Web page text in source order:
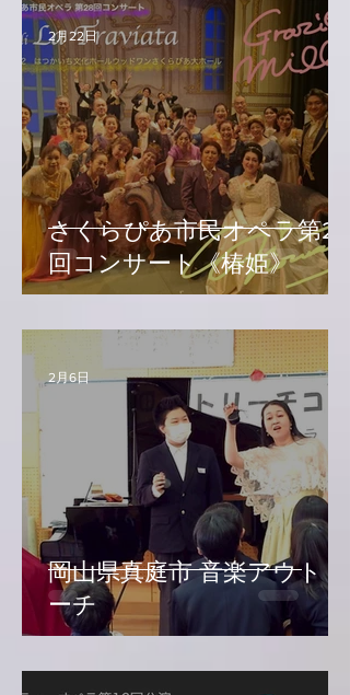
さくらぴあ市民オペラ第28
回コンサート《椿姫》
2月22日
岡山県真庭市 音楽アウトリ
ーチ
2月6日